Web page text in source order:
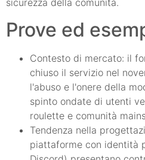
sicurezza della comunità.
Prove ed
Contesto di mercato: il
chiuso il servizio nel
l'abuso e l'onere della
spinto ondate di utenti
roulette e comunità
Tendenza nella
piattaforme con identità